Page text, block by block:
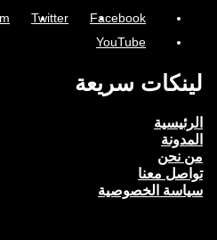
Facebook
Twitter
YouTube
لينكات سريعة
الرئيسية
المدونة
من نحن
تواصل معنا
سياسة الخصوصية